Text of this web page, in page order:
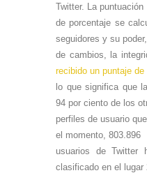
Twitter. La puntuación
de porcentaje se
seguidores y su
de cambios, la
recibido un puntaje de
lo que significa que
94 por ciento de los
perfiles de usuario
el momento, 803.896
usuarios de Twitter
clasificado en el lugar